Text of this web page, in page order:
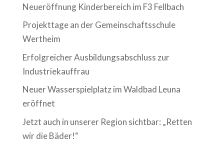
Neueröffnung Kinderbereich im F3 Fellbach
Projekttage an der Gemeinschaftsschule
Wertheim
Erfolgreicher Ausbildungsabschluss zur
Industriekauffrau
Neuer Wasserspielplatz im Waldbad Leuna
eröffnet
Jetzt auch in unserer Region sichtbar: „Retten
wir die Bäder!“